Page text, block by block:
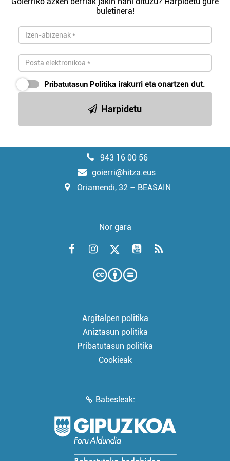
buletinera!
Pribatutasun Politika irakurri eta onartzen dut.
Harpidetu
943 16 00 56
goierri@hitza.eus
Oriamendi, 32 – BEASAIN
Nor gara
Argitalpen politika
Aniztasun politika
Pribatutasun politika
Cookieak
Babesleak: